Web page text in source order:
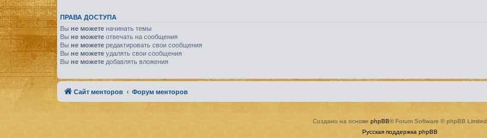
ПРАВА ДОСТУПА
Вы не можете начинать темы
Вы не можете отвечать на сообщения
Вы не можете редактировать свои сообщения
Вы не можете удалять свои сообщения
Вы не можете добавлять вложения
Сайт менторов Форум менторов
Создано на основе phpBB® Forum Software © phpBB Limited
Русская поддержка phpBB